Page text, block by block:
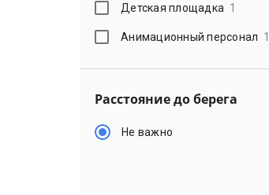
Детская площадка 1
Анимационный персонал 1
Расстояние до берега
Не важно